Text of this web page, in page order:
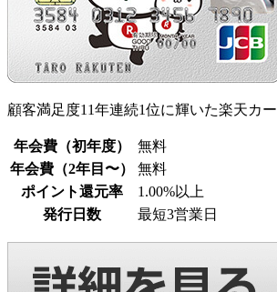
顧客満足度11年連続1位に輝いた楽天カ
年会費（初年度）
無料
年会費（2年目〜）
無料
ポイント還元率
1.00%以上
発行日数
最短3営業日